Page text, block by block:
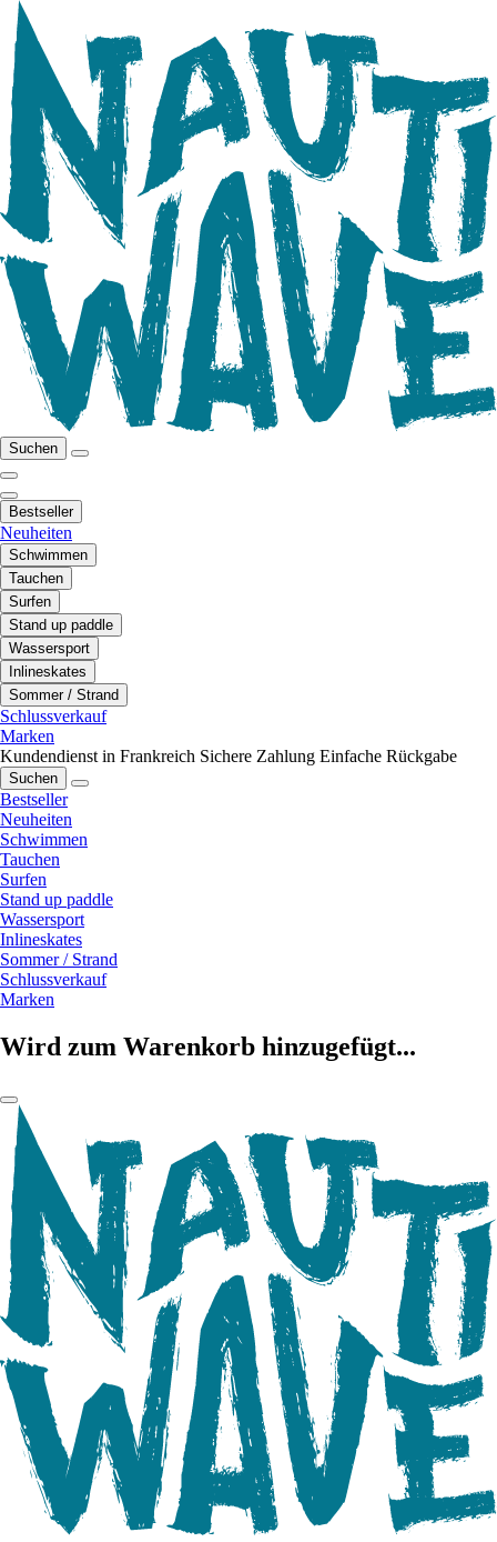
Suchen
Bestseller
Neuheiten
Schwimmen
Tauchen
Surfen
Stand up paddle
Wassersport
Inlineskates
Sommer / Strand
Schlussverkauf
Marken
Kundendienst in Frankreich Sichere Zahlung Einfache Rückgabe
Suchen
Bestseller
Neuheiten
Schwimmen
Tauchen
Surfen
Stand up paddle
Wassersport
Inlineskates
Sommer / Strand
Schlussverkauf
Marken
Wird zum Warenkorb hinzugefügt...